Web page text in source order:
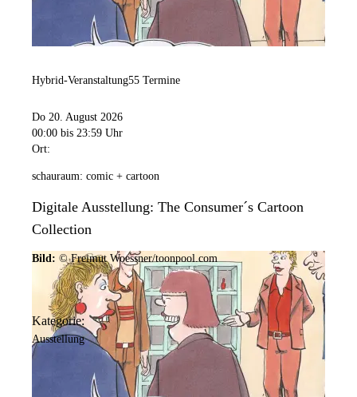
Hybrid-Veranstaltung55 Termine
Do 20. August 2026
00:00 bis 23:59 Uhr
Ort:
schauraum: comic + cartoon
Digitale Ausstellung: The Consumer´s Cartoon
Collection
Bild: © Freimut Woessner/toonpool.com
Kategorie:
Ausstellung